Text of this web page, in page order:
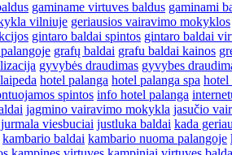
gaminame virtuves baldus gaminami
vilniuje geriausios vairavimo mokyklos
gintaro baldai spintos gintaro baldai
grafų baldai grafu baldai kainos
gyvybės draudimas gyvybes
hotel palanga hotel palanga spa
spintos info hotel palanga
jagmino vairavimo mokykla jasučio
jurmala viesbuciai justluka baldai kada
kambario baldai kambario nuoma palangoje